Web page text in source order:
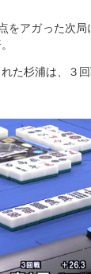
をアガった次
た杉浦は、３回